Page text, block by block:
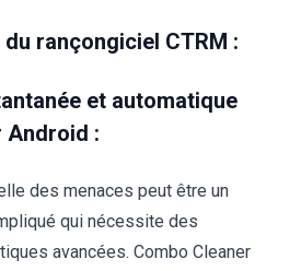
rançongiciel CTRM :
et automatique
Android :
des menaces peut être un
qui nécessite des
avancées. Combo Cleaner